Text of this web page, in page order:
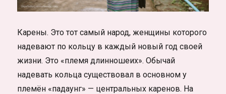
Карены. Это тот самый народ, женщины которого
надевают по кольцу в каждый новый год своей
жизни. Это «племя длинношеих». Обычай
надевать кольца существовал в основном у
племён «падаунг» — центральных каренов. На